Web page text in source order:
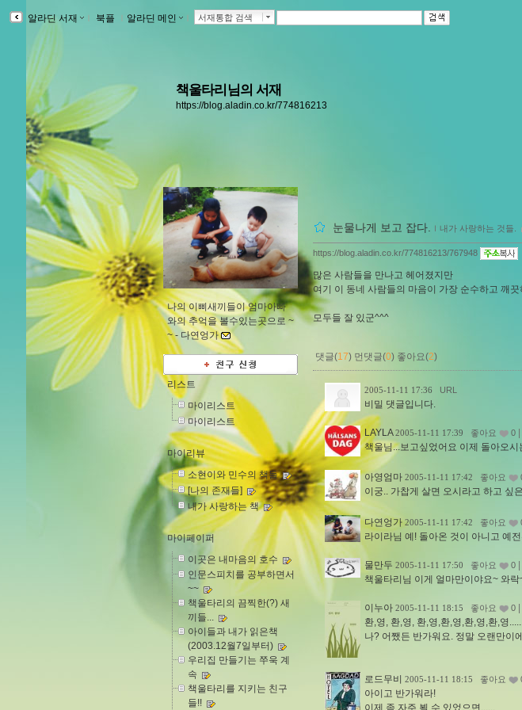
알라딘 서재 북플 알라딘 메인 서재통합 검색
책울타리님의 서재
https://blog.aladin.co.kr/774816213
나의 이삐새끼들이 엄마아빠
와의 추억을 볼수있는곳으로 ~
~ - 다연엉가
리스트
마이리스트
마이리스트
마이리뷰
소현이와 민수의 책들
[나의 존재들]
내가 사랑하는 책
마이페이퍼
이곳은 내마음의 호수
인문스피치를 공부하면서
~~
책울타리의 끔찍한(?) 새
끼들...
아이들과 내가 읽은책
(2003.12월7일부터)
우리집 만들기는 쭈욱 계
속
책울타리를 지키는 친구
들!!
눈물나게 보고 잡다. ｌ 내가 사랑하는 것들.
https://blog.aladin.co.kr/774816213/767948
많은 사람들을 만나고 헤어졌지만
여기 이 동네 사람들의 마음이 가장 순수하고 깨끗
모두들 잘 있군^^^
댓글(17) 먼댓글(0) 좋아요(2)
2005-11-11 17:36 URL
비밀 댓글입니다.
LAYLA 2005-11-11 17:39 좋아요 0
책울님...보고싶었어요 이제 돌아오
아영엄마 2005-11-11 17:42 좋아요
이궁.. 가찹게 살면 오시라고 하고 싶
다연엉가 2005-11-11 17:42 좋아요
라이라님 예! 돌아온 것이 아니고 예
물만두 2005-11-11 17:50 좋아요 0
책울타리님 이게 얼마만이야요~ 와
이누아 2005-11-11 18:15 좋아요 0
환,영, 환,영, 환,영,환,영,환,영,환,영
나? 어쨌든 반가워요. 정말 오랜만이
로드무비 2005-11-11 18:15 좋아요
아이고 반가워라!